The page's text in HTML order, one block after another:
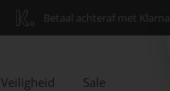
Betaal achteraf met Klarna
Veiligheid Sale